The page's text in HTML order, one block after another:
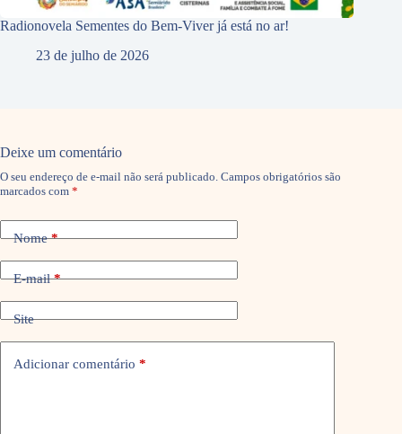
Radionovela Sementes do Bem-Viver já está no ar!
23 de julho de 2026
Deixe um comentário
O seu endereço de e-mail não será publicado. Campos obrigatórios são
marcados com *
Nome*
E-mail*
Site
Adicionar comentário *